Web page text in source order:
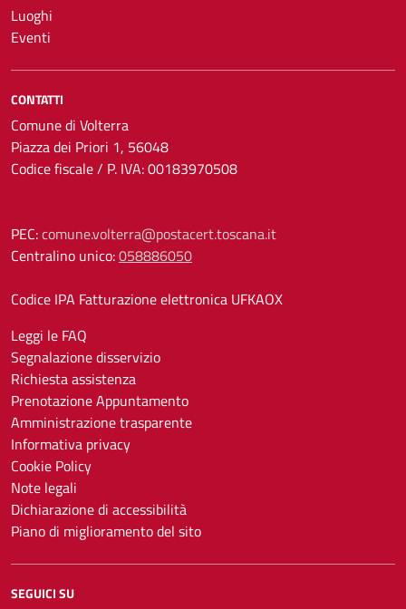
Luoghi
Eventi
CONTATTI
Comune di Volterra
Piazza dei Priori 1, 56048
Codice fiscale / P. IVA: 00183970508
PEC:comune.volterra@postacert.toscana.it
Centralino unico:058886050
Codice IPA Fatturazione elettronica UFKAOX
Leggi le FAQ
Segnalazione disservizio
Richiesta assistenza
Prenotazione Appuntamento
Amministrazione trasparente
Informativa privacy
Cookie Policy
Note legali
Dichiarazione di accessibilità
Piano di miglioramento del sito
SEGUICI SU